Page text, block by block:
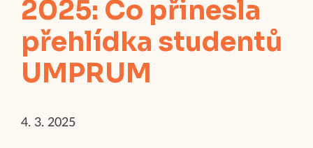
2025: Co přinesla
přehlídka studentů
UMPRUM
4. 3. 2025